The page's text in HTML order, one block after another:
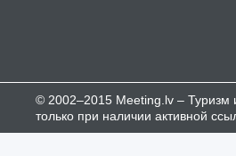
© 2002–2015 Meeting.lv – Туризм
только при наличии активной